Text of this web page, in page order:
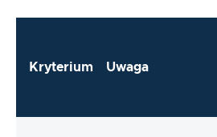
Kryterium Uwaga